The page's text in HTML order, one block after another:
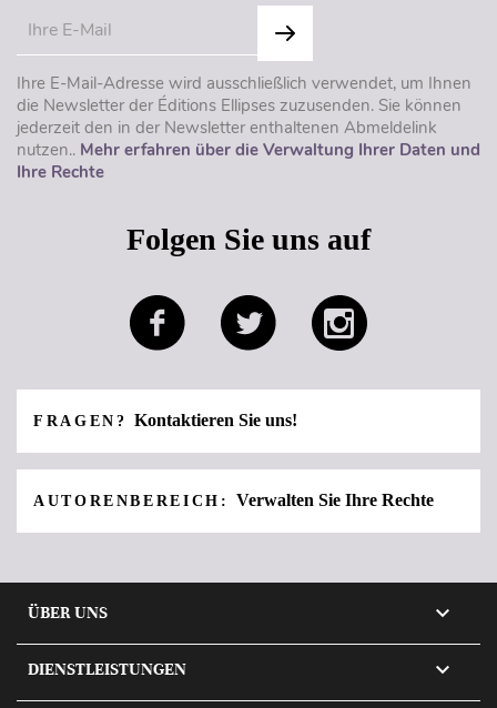
Ihre E-Mail-Adresse wird ausschließlich verwendet, um Ihnen
die Newsletter der Éditions Ellipses zuzusenden. Sie können
jederzeit den in der Newsletter enthaltenen Abmeldelink
nutzen.. Mehr erfahren über die Verwaltung Ihrer Daten und
Ihre Rechte
Folgen Sie uns auf
FRAGEN?Kontaktieren Sie uns!
AUTORENBEREICH:Verwalten Sie Ihre Rechte
ÜBER UNS 
DIENSTLEISTUNGEN 